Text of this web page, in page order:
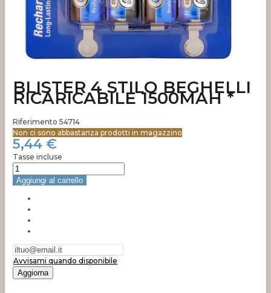
BLISTER 4 STILO BEGHELLI
RICARICABILE 1500MAH *
Riferimento 54714
Non ci sono abbastanza prodotti in magazzino
5,44 €
Tasse incluse
Aggiungi al carrello
Avvisami quando disponibile